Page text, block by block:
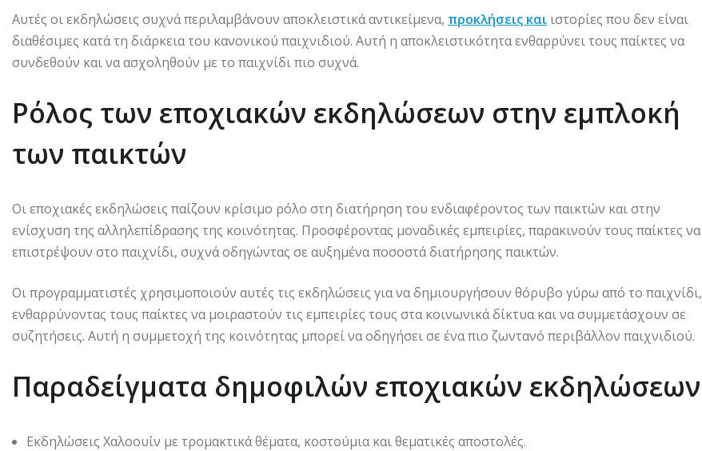
Αυτές οι εκδηλώσεις συχνά περιλαμβάνουν αποκλειστικά αντικείμενα, προκλήσεις και ιστορίες που δεν είναι
διαθέσιμες κατά τη διάρκεια του κανονικού παιχνιδιού. Αυτή η αποκλειστικότητα ενθαρρύνει τους παίκτες να
συνδεθούν και να ασχοληθούν με το παιχνίδι πιο συχνά.
Ρόλος των εποχιακών εκδηλώσεων στην εμπλοκή
των παικτών
Οι εποχιακές εκδηλώσεις παίζουν κρίσιμο ρόλο στη διατήρηση του ενδιαφέροντος των παικτών και στην
ενίσχυση της αλληλεπίδρασης της κοινότητας. Προσφέροντας μοναδικές εμπειρίες, παρακινούν τους παίκτες να
επιστρέψουν στο παιχνίδι, συχνά οδηγώντας σε αυξημένα ποσοστά διατήρησης παικτών.
Οι προγραμματιστές χρησιμοποιούν αυτές τις εκδηλώσεις για να δημιουργήσουν θόρυβο γύρω από το παιχνίδι,
ενθαρρύνοντας τους παίκτες να μοιραστούν τις εμπειρίες τους στα κοινωνικά δίκτυα και να συμμετάσχουν σε
συζητήσεις. Αυτή η συμμετοχή της κοινότητας μπορεί να οδηγήσει σε ένα πιο ζωντανό περιβάλλον παιχνιδιού.
Παραδείγματα δημοφιλών εποχιακών εκδηλώσεων
Εκδηλώσεις Χαλοουίν με τρομακτικά θέματα, κοστούμια και θεματικές αποστολές.